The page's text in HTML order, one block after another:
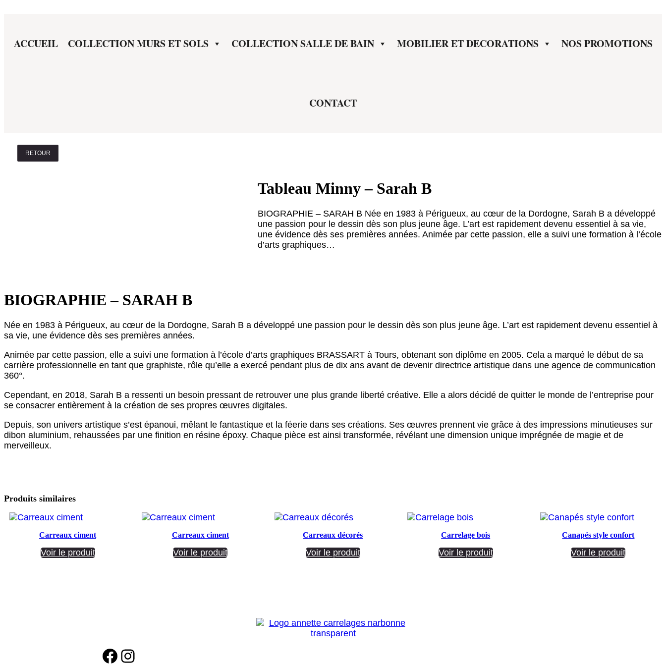
ACCUEIL COLLECTION MURS ET SOLS COLLECTION SALLE DE BAIN MOBILIER ET DECORATIONS NOS PROMOTIONS
CONTACT
RETOUR
Tableau Minny – Sarah B
BIOGRAPHIE – SARAH B Née en 1983 à Périgueux, au cœur de la Dordogne, Sarah B a développé
une passion pour le dessin dès son plus jeune âge. L’art est rapidement devenu essentiel à sa vie,
une évidence dès ses premières années. Animée par cette passion, elle a suivi une formation à l’école
d’arts graphiques…
BIOGRAPHIE – SARAH B
Née en 1983 à Périgueux, au cœur de la Dordogne, Sarah B a développé une passion pour le dessin dès son plus jeune âge. L’art est rapidement devenu essentiel à
sa vie, une évidence dès ses premières années.
Animée par cette passion, elle a suivi une formation à l’école d’arts graphiques BRASSART à Tours, obtenant son diplôme en 2005. Cela a marqué le début de sa
carrière professionnelle en tant que graphiste, rôle qu’elle a exercé pendant plus de dix ans avant de devenir directrice artistique dans une agence de communication
360°.
Cependant, en 2018, Sarah B a ressenti un besoin pressant de retrouver une plus grande liberté créative. Elle a alors décidé de quitter le monde de l’entreprise pour
se consacrer entièrement à la création de ses propres œuvres digitales.
Depuis, son univers artistique s’est épanoui, mêlant le fantastique et la féerie dans ses créations. Ses œuvres prennent vie grâce à des impressions minutieuses sur
dibon aluminium, rehaussées par une finition en résine époxy. Chaque pièce est ainsi transformée, révélant une dimension unique imprégnée de magie et de
merveilleux.
Produits similaires
Carreaux ciment
Voir le produit
Carreaux ciment
Voir le produit
Carreaux décorés
Voir le produit
Carrelage bois
Voir le produit
Canapés style confort
Voir le produit
Facebook
Instagram